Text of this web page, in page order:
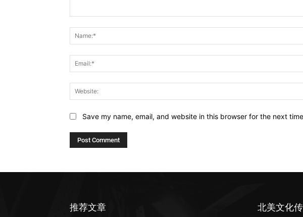
Save my name, email, and website in this browser for the next
推荐文章 北美文化